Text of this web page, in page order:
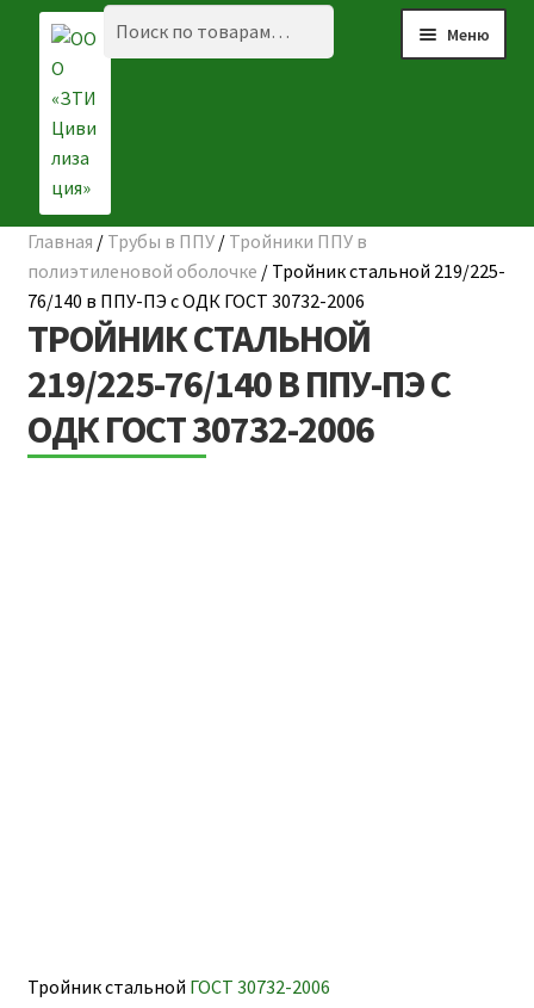
Перейти
навигации
Перейти
содержимому
Искать:
Поиск
Меню
☰ КАТАЛОГ
ГЛАВНАЯ
О КОМПАНИИ
НАШИ ОБЪЕКТЫ
Главная / Трубы в ППУ/ Тройники ППУ в
полиэтиленовой оболочке / Тройник стальной 219/225-
76/140 в ППУ-ПЭ с ОДК ГОСТ 30732-2006
ТРОЙНИК СТАЛЬНОЙ
219/225-76/140 В ППУ-ПЭ С
ОДК ГОСТ 30732-2006
Тройник стальной ГОСТ 30732-2006